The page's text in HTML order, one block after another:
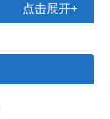
点击展开+